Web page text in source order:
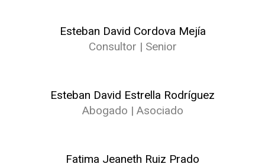
Esteban David Cordova Mejía
Consultor | Senior
Esteban David Estrella Rodríguez
Abogado | Asociado
Fatima Jeaneth Ruiz Prado